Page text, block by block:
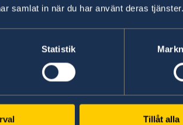
samlat in när du har använt deras tjänster.
Statistik
Tillåt alla